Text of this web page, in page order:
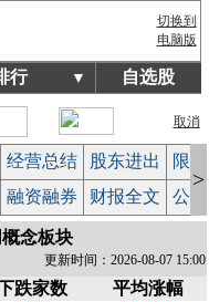
切换到
电脑版
行 ▼ 自选股
取消
经营总结 股东进出
限
融资融券 财报全文 公
>
念板块
更新时间：2026-08-07 15:00
跌家数
平均涨幅